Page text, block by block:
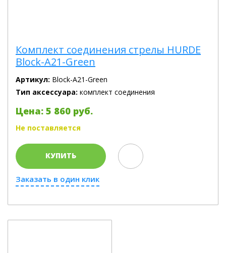
Комплект соединения стрелы HURDE
Block-A21-Green
Артикул: Block-A21-Green
Тип аксессуара: комплект соединения
Цена: 5 860 руб.
Не поставляется
КУПИТЬ
Заказать в один клик